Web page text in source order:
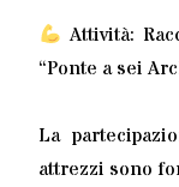
Attività:
“Ponte a sei
La
attrezzi sono